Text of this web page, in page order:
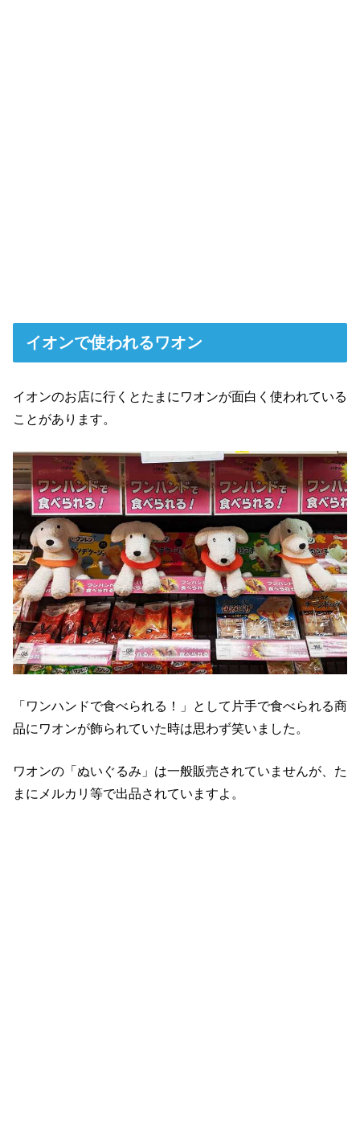
イオンで使われるワオン
イオンのお店に行くとたまにワオンが面白く使われている
ことがあります。
「ワンハンドで食べられる！」として片手で食べられる商
品にワオンが飾られていた時は思わず笑いました。
ワオンの「ぬいぐるみ」は一般販売されていませんが、た
まにメルカリ等で出品されていますよ。